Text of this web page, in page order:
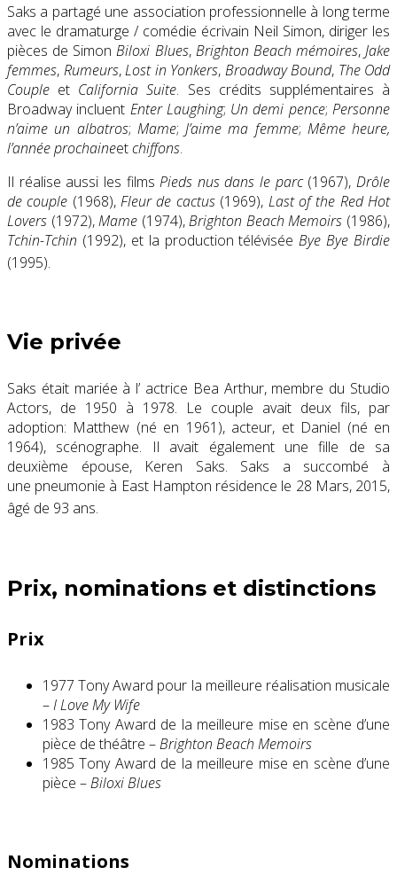
Saks a partagé une association professionnelle à long terme
avec le dramaturge / comédie écrivain Neil Simon, diriger les
pièces de SimonBiloxi Blues, Brighton Beach mémoires, Jake
femmes, Rumeurs,Lost in Yonkers, Broadway Bound, The Odd
Couple et California Suite. Ses crédits supplémentaires à
Broadway incluent Enter Laughing; Un demi pence;Personne
n’aime un albatros; Mame; J’aime ma femme; Même heure,
l’année prochaineetchiffons.
Il réalise aussi les filmsPieds nus dans le parc(1967),Drôle
de couple (1968),Fleur de cactus(1969), Last of the Red Hot
Lovers (1972),Mame (1974),Brighton Beach Memoirs (1986),
Tchin-Tchin (1992), et la production téléviséeBye Bye Birdie
(1995).
Vie privée
Saks était mariée à l’ actrice Bea Arthur, membre du Studio
Actors, de 1950 à 1978. Le couple avait deux fils, par
adoption: Matthew (né en 1961), acteur, et Daniel (né en
1964), scénographe. Il avait également une fille de sa
deuxième épouse, Keren Saks. Saks a succombé à
une pneumonie à East Hampton résidence le 28 Mars, 2015,
âgé de 93 ans.
Prix, nominations et distinctions
Prix
1977 Tony Award pour la meilleure réalisation musicale
–I Love My Wife
1983 Tony Award de la meilleure mise en scène d’une
pièce de théâtre –Brighton Beach Memoirs
1985 Tony Award de la meilleure mise en scène d’une
pièce –Biloxi Blues
Nominations